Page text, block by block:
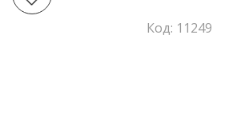
Код: 11249